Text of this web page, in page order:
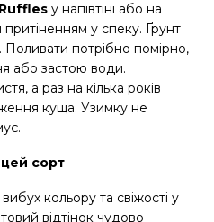
у напівтіні або на
притіненням у спеку. Ґрунт
потрібно помірно,
або застою води.
а раз на кілька років
куща. Узимку не
сорт
кольору та свіжості у
відтінок чудово